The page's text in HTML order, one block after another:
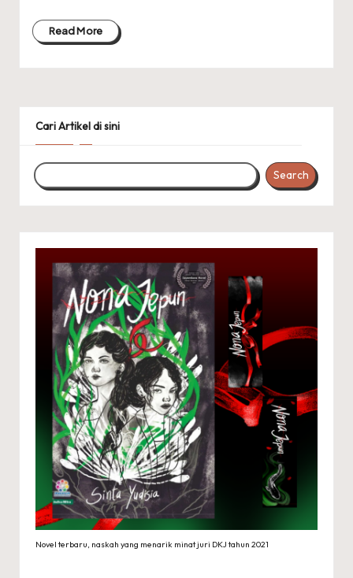
Read More
Cari Artikel di sini
Search
Novel terbaru, naskah yang menarik minat juri DKJ tahun 2021